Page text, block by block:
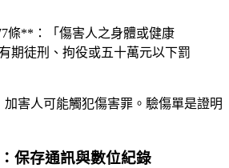
條**：「傷害人之身體或健康
期徒刑、拘役或五十萬元以下罰
害人可能觸犯傷害罪。驗傷單是證明
保存通訊與數位紀錄